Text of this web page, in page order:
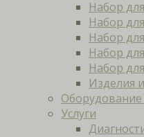
Набор
Набор
Набор
Набор
Набор
Изделия
Услуги